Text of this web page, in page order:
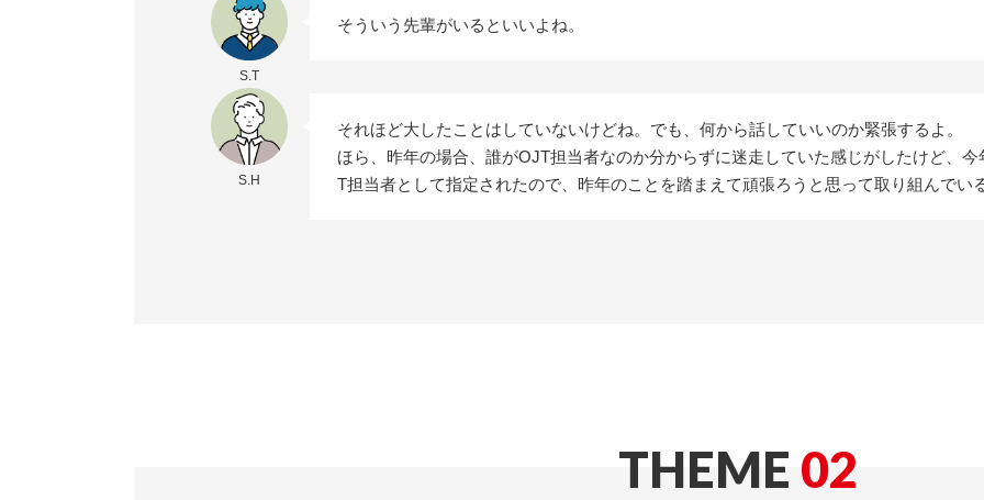
S.T
そういう先輩がいるといいよね。
S.H
それほど大したことはしていないけどね。でも、何から話していいのか緊張するよ。
ほら、昨年の場合、誰がOJT担当者なのか分からずに迷走していた感じがしたけど、
T担当者として指定されたので、昨年のことを踏まえて頑張ろうと思って取り組んでい
THEME 02